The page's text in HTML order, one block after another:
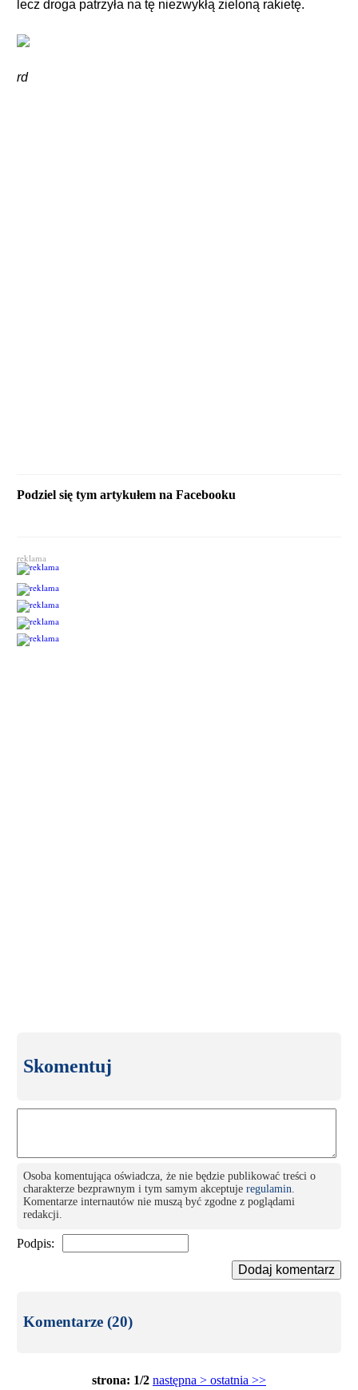
lecz droga patrzyła na tę niezwykłą zieloną rakietę.
rd
Podziel się tym artykułem na Facebooku
reklama
Skomentuj
Osoba komentująca oświadcza, że nie będzie publikować treści o
charakterze bezprawnym i tym samym akceptujeregulamin
Komentarze internautów nie muszą być zgodne z poglądami
redakcji.
Podpis:
Dodaj komentarz
Komentarze (20)
strona: 1/2 następna > ostatnia >>